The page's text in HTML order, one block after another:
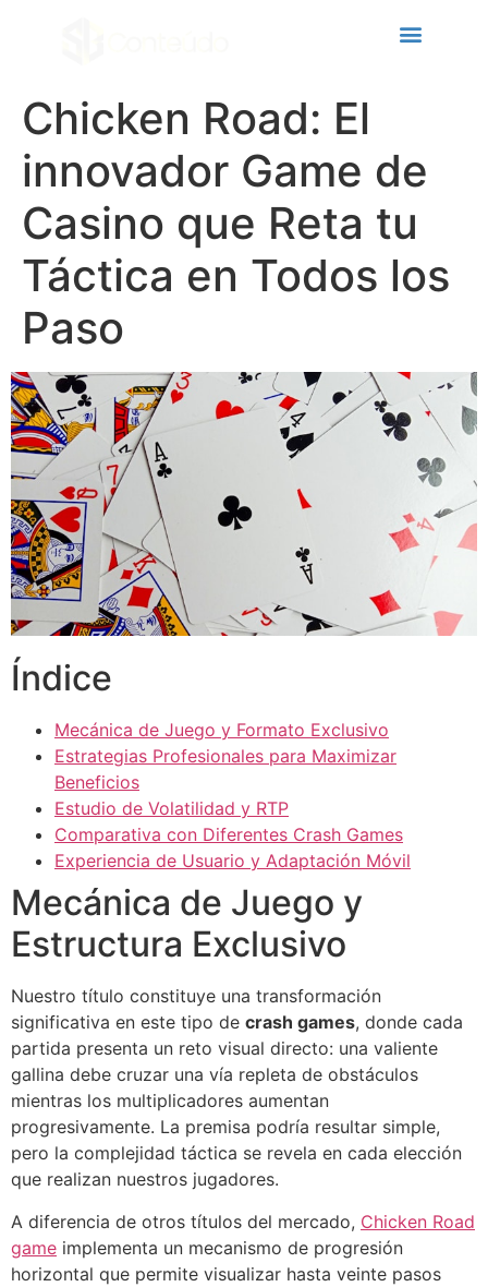
paketleri
panel
panel
panel
panel
panel
panel
panel
panel
panel
panel
panel
panel
panel
panel
satın al
panel
panel
panel
panel
panel
panel
panel
Chicken Road: El
innovador Game de
Casino que Reta tu
Táctica en Todos los
Paso
Índice
Mecánica de Juego y Formato Exclusivo
Estrategias Profesionales para Maximizar
Beneficios
Estudio de Volatilidad y RTP
Comparativa con Diferentes Crash Games
Experiencia de Usuario y Adaptación Móvil
Mecánica de Juego y
Estructura Exclusivo
Nuestro título constituye una transformación
significativa en este tipo de crash games, donde cada
partida presenta un reto visual directo: una valiente
gallina debe cruzar una vía repleta de obstáculos
mientras los multiplicadores aumentan
progresivamente. La premisa podría resultar simple,
pero la complejidad táctica se revela en cada elección
que realizan nuestros jugadores.
A diferencia de otros títulos del mercado, Chicken Road
game implementa un mecanismo de progresión
horizontal que permite visualizar hasta veinte pasos